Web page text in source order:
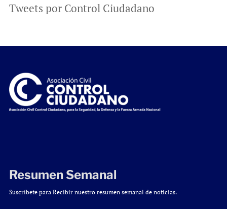
Tweets por Control Ciudadano
Resumen Semanal
Suscríbete para Recibir nuestro resumen semanal de noticias.